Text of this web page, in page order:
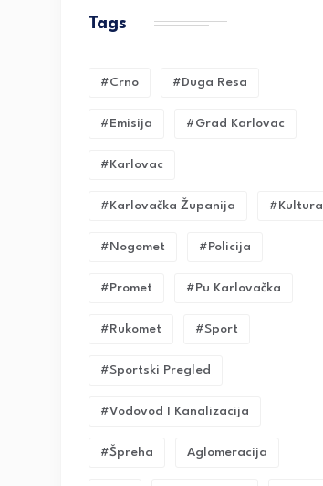
Tags
#crno #duga Resa
#emisija #grad Karlovac
#karlovac
#karlovačka Županija #kultura
#nogomet #policija
#promet #pu Karlovačka
#rukomet #sport
#sportski Pregled
#vodovod I Kanalizacija
#Špreha Aglomeracija